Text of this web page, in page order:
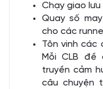
Chạy giao
Quay số
cho các
Tôn vinh các
Mỗi CLB đề
truyền cảm
câu chuyện